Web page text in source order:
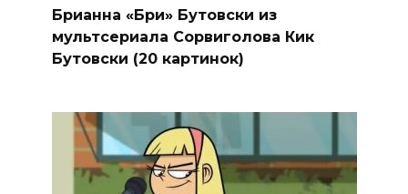
Брианна «Бри» Бутовски из
мультсериала Сорвиголова Кик
Бутовски (20 картинок)